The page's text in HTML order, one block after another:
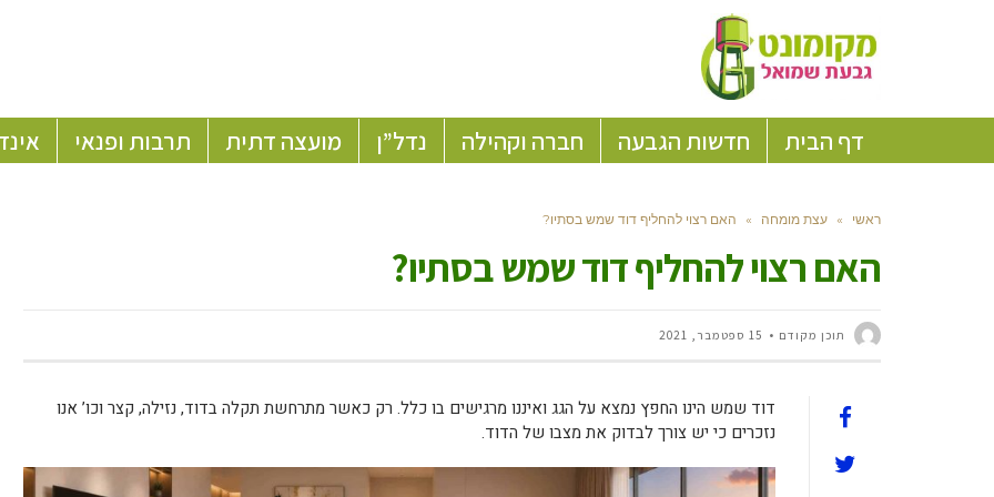
דף הבית חדשות הגבעה חברה וקהילה נדל”ן מועצה דתית תרבות ופנאי
ראשי » עצת מומחה » האם רצוי להחליף דוד שמש בסתיו?
האם רצוי להחליף דוד שמש בסתיו?
תוכן מקודם 15 ספטמבר, 2021
דוד שמש הינו החפץ נמצא על הגג ואיננו מרגישים בו כלל. רק כאשר מתרחשת תקלה בדוד, נזילה, קצר וכו’ אנו
נזכרים כי יש צורך לבדוק את מצבו של הדוד.